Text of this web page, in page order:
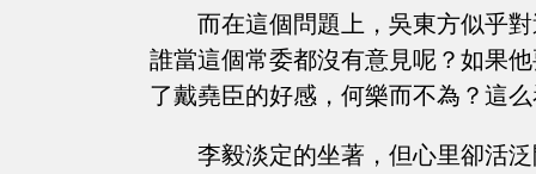
而在這個問題上，吳東方似乎
誰當這個常委都沒有意見呢？如果
了戴堯臣的好感，何樂而不為？這
李毅淡定的坐著，但心里卻活